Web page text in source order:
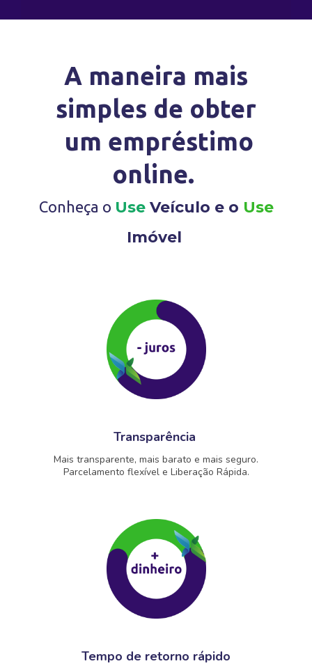
A maneira mais
simples de obter
um empréstimo
online.
Conheça o UseVeículo e o Use
Imóvel
Transparência
Mais transparente, mais barato e mais seguro.
Parcelamento flexível e Liberação Rápida.
Tempo de retorno rápido